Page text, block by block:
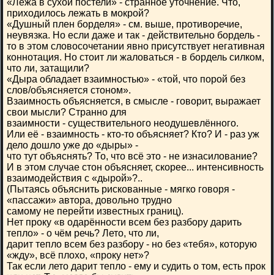
«Лёжа в сухой постели» - странное уточнение. Что,
приходилось лежать в мокрой?
«Душный плен борделя» - см. выше, противоречие,
неувязка. Но если даже и так - действительно бордель -
то в этом словосочетании явно присутствует негативная
коннотация. Но стоит ли жаловаться - в бордель силком,
что ли, затащили?
«Дыра обладает взаимностью» - «той, что порой без
слов/объясняется стоном».
Взаимность объясняется, в смысле - говорит, выражает
свои мысли? Странно для
взаимности - существительного неодушевлённого.
Или её - взаимность - кто-то объясняет? Кто? И - раз уж
дело дошло уже до «дыры» -
что тут объяснять? То, что всё это - не изнасилование?
И в этом случае стон объясняет, скорее... интенсивность
взаимодействия с «дырой»?..
(Пытаясь объяснить рискованные - мягко говоря -
«пассажи» автора, довольно трудно
самому не перейти известных границ).
Нет проку «в одарённости всем без разбору дарить
тепло» - о чём речь? Лето, что ли,
дарит тепло всем без разбору - но без «тебя», которую
«жду», всё плохо, «проку нет»?
Так если лето дарит тепло - ему и судить о том, есть прок